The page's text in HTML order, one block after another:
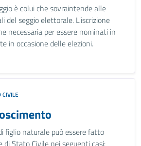
è colui che sovraintende alle
del seggio elettorale. L'iscrizione
necessaria per essere nominati in
in occasione delle elezioni.
CIVILE
figlio naturale può essere fatto
Stato Civile nei seguenti casi: